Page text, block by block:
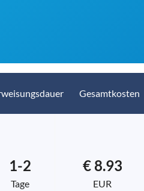
Gesamtkosten
1-2
Tage
€ 8.93
EUR